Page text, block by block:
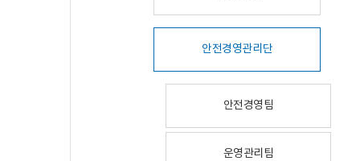
안전경영관리단
안전경영팀
운영관리팀